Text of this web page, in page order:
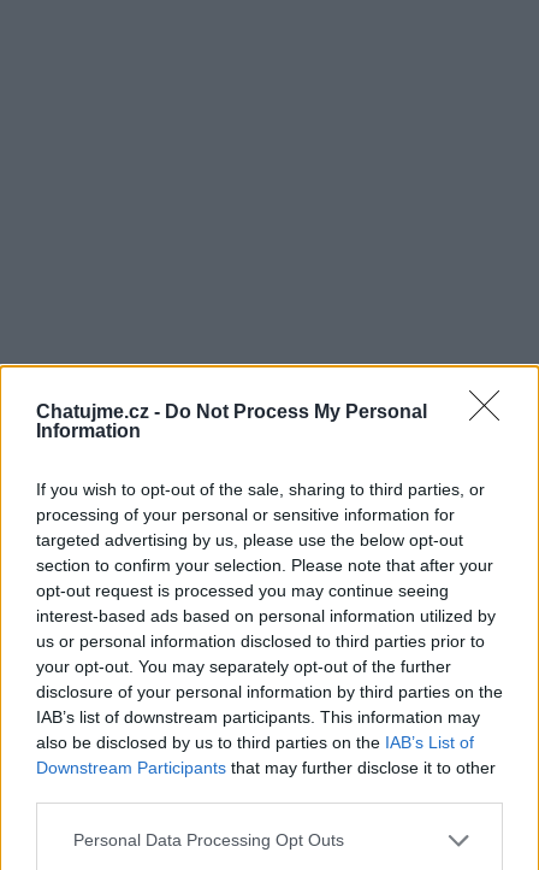
Chatujme.cz - Do Not Process My Personal
Information
If you wish to opt-out of the sale, sharing to third parties, or
processing of your personal or sensitive information for
targeted advertising by us, please use the below opt-out
section to confirm your selection. Please note that after your
opt-out request is processed you may continue seeing
interest-based ads based on personal information utilized by
us or personal information disclosed to third parties prior to
your opt-out. You may separately opt-out of the further
disclosure of your personal information by third parties on the
IAB’s list of downstream participants. This information may
also be disclosed by us to third parties on the IAB’s List of
Downstream Participants that may further disclose it to other
Personal Data Processing Opt Outs